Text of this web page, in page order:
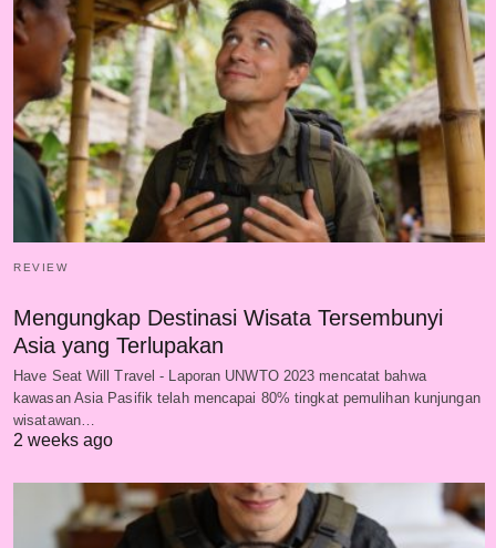
REVIEW
Mengungkap Destinasi Wisata Tersembunyi
Asia yang Terlupakan
Have Seat Will Travel - Laporan UNWTO 2023 mencatat bahwa
kawasan Asia Pasifik telah mencapai 80% tingkat pemulihan kunjungan
wisatawan…
2 weeks ago